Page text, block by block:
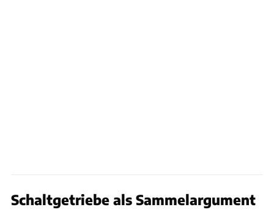
Schaltgetriebe als Sammelargument